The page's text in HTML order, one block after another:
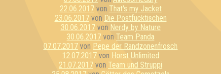
22.06.2017von That's my Jacket
23.06.2017von Die Postfucktischen
30.06.2017von Nerdy by Nature
30.06.2017 von Team Panda
07.07.2017 von Pepe der Randzonenfrosch
12.07.2017von Horst Unlimited
21.07.2017 von Team und Struppi